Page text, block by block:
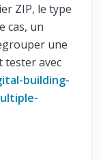
ZIP, le type
cas, un
une
tester avec
building-